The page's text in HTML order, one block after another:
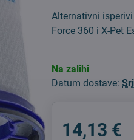
Alternativni
Force 360 i X-Pet
Na zalihi
Datum dostave:
14,13 €